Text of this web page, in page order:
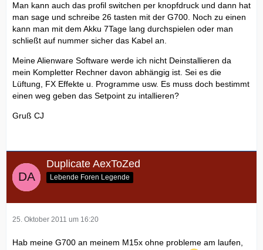
Man kann auch das profil switchen per knopfdruck und dann hat
man sage und schreibe 26 tasten mit der G700. Noch zu einen
kann man mit dem Akku 7Tage lang durchspielen oder man
schließt auf nummer sicher das Kabel an.
Meine Alienware Software werde ich nicht Deinstallieren da
mein Kompletter Rechner davon abhängig ist. Sei es die
Lüftung, FX Effekte u. Programme usw. Es muss doch bestimmt
einen weg geben das Setpoint zu intallieren?
Gruß CJ
Duplicate AexToZed
Lebende Foren Legende
25. Oktober 2011 um 16:20
Hab meine G700 an meinem M15x ohne probleme am laufen,